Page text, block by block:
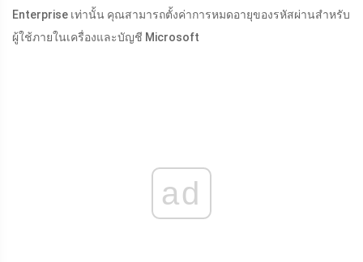
Enterprise เท่านั้น คุณสามารถตั้งค่าการหมดอายุของรหัสผ่านสำหรับ
ผู้ใช้ภายในเครื่องและบัญชี Microsoft
ad